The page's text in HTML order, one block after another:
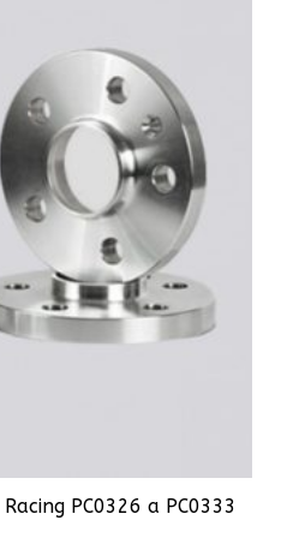
options
peuvent
être
choisies
la
page
PC0326 a PC0333